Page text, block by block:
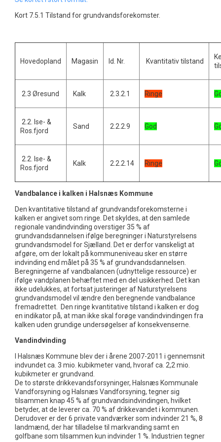
Kort 7.5.1 Tilstand for grundvandsforekomster.
Hovedopland Magasin Id. Nr. Kvantitativ tilstand
2.3 Øresund Kalk 2.3.2.1 Ringe
2.2. Ise- &
Ros.fjord
Sand 2.2.2.9 God
2.2. Ise- &
Ros.fjord
Kalk 2.2.2.14 Ringe
Vandbalance i kalken i Halsnæs Kommune
Den kvantitative tilstand af grundvandsforekomsterne i
kalken er angivet som ringe. Det skyldes, at den samlede
regionale vandindvinding overstiger 35 % af
grundvandsdannelsen ifølge beregninger i Naturstyrelsens
grundvandsmodel for Sjælland. Det er derfor vanskeligt at
afgøre, om der lokalt på kommuneniveau sker en større
indvinding end målet på 35 % af grundvandsdannelsen.
Beregningerne af vandbalancen (udnyttelige ressource) er
ifølge vandplanen behæftet med en del usikkerhed. Det kan
ikke udelukkes, at fortsat justeringer af Naturstyrelsens
grundvandsmodel vil ændre den beregnende vandbalance
fremadrettet. Den ringe kvantitative tilstand i kalken er dog
en indikator på, at man ikke skal forøge vandindvindingen fra
kalken uden grundige undersøgelser af konsekvenserne.
Vandindvinding
I Halsnæs Kommune blev der i årene 2007-2011 i gennemsnit
indvundet ca. 3 mio. kubikmeter vand, hvoraf ca. 2,2 mio.
kubikmeter er grundvand.
De to største drikkevandsforsyninger, Halsnæs Kommunale
Vandforsyning og Halsnæs Vandforsyning, tegner sig
tilsammen knap 45 % af grundvandsindvindingen, hvilket
betyder, at de leverer ca. 70 % af drikkevandet i kommunen.
Derudover er der 6 private vandværker som indvinder 21 %, 8
landmænd, der har tilladelse til markvanding samt en
golfbane som tilsammen kun indvinder 1 %. Industrien tegner